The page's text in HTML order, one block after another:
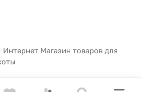
Магазин товаров для